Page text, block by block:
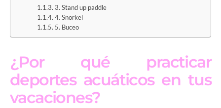
3. Stand up paddle
4. Snorkel
5. Buceo
¿Por qué practicar
deportes acuáticos en tus
vacaciones?